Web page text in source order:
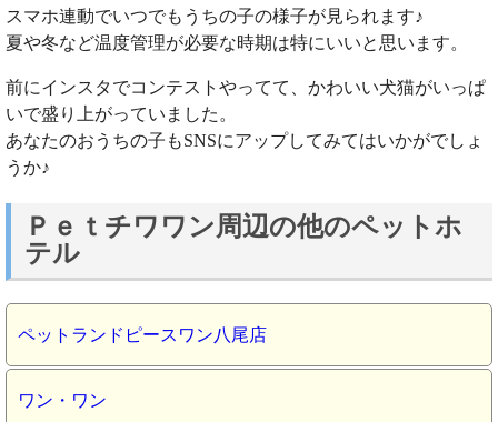
スマホ連動でいつでもうちの子の様子が見られます♪
夏や冬など温度管理が必要な時期は特にいいと思います。
前にインスタでコンテストやってて、かわいい犬猫がいっぱ
いで盛り上がっていました。
あなたのおうちの子もSNSにアップしてみてはいかがでしょ
うか♪
Ｐｅｔチワワン周辺の他のペットホ
テル
ペットランドピースワン八尾店
ワン・ワン